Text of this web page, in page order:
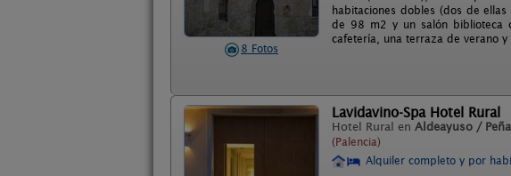
8 Fotos
habitaciones dobles (dos de
de 98 m2 y un salón biblioteca
cafetería, una terraza de verano
Lavidavino-Spa Hotel Rural
Hotel Rural en Aldeayuso /
(Palencia)
Alquiler completo y por